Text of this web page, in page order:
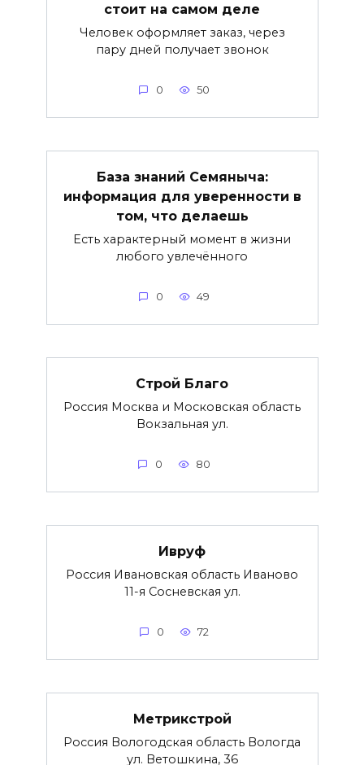
стоит на самом деле
Человек оформляет заказ, через
пару дней получает звонок
0 50
База знаний Семяныча:
информация для уверенности в
том, что делаешь
Есть характерный момент в жизни
любого увлечённого
0 49
Строй Благо
Россия Москва и Московская область
Вокзальная ул.
0 80
Ивруф
Россия Ивановская область Иваново
11-я Сосневская ул.
0 72
Метрикстрой
Россия Вологодская область Вологда
ул. Ветошкина, 36